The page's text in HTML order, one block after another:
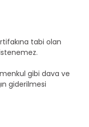
tabi olan
gibi dava ve
giderilmesi